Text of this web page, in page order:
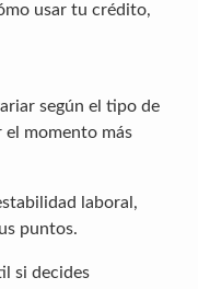
usar tu crédito,
según el tipo de
momento más
laboral,
puntos.
si decides